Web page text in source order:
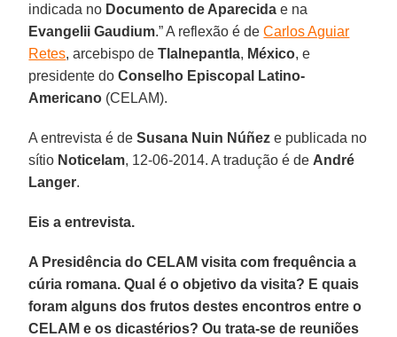
indicada no Documento de Aparecida e na
Evangelii Gaudium.” A reflexão é deCarlos Aguiar
Retes, arcebispo deTlalnepantla, México, e
presidente doConselho Episcopal Latino-
Americano (CELAM).
A entrevista é deSusana Nuin Núñez e publicada no
sítio Noticelam, 12-06-2014. A tradução é de André
Langer.
Eis a entrevista.
A Presidência do CELAM visita com frequência a
cúria romana. Qual é o objetivo da visita? E quais
foram alguns dos frutos destes encontros entre o
CELAM e os dicastérios? Ou trata-se de reuniões